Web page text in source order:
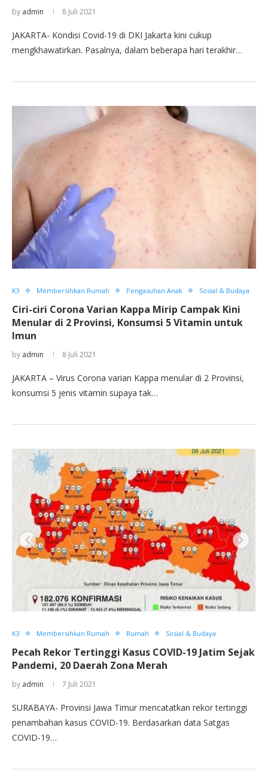
by admin 8 Juli 2021
JAKARTA- Kondisi Covid-19 di DKI Jakarta kini cukup
mengkhawatirkan. Pasalnya, dalam beberapa hari terakhir…
K3 Membersihkan Rumah Pengasuhan Anak Sosial & Budaya
Ciri-ciri Corona Varian Kappa Mirip Campak Kini
Menular di 2 Provinsi, Konsumsi 5 Vitamin untuk
Imun
by admin 8 Juli 2021
JAKARTA – Virus Corona varian Kappa menular di 2 Provinsi,
konsumsi 5 jenis vitamin supaya tak…
K3 Membersihkan Rumah Rumah Sosial & Budaya
Pecah Rekor Tertinggi Kasus COVID-19 Jatim Sejak
Pandemi, 20 Daerah Zona Merah
by admin 7 Juli 2021
SURABAYA- Provinsi Jawa Timur mencatatkan rekor tertinggi
penambahan kasus COVID-19. Berdasarkan data Satgas
COVID-19…